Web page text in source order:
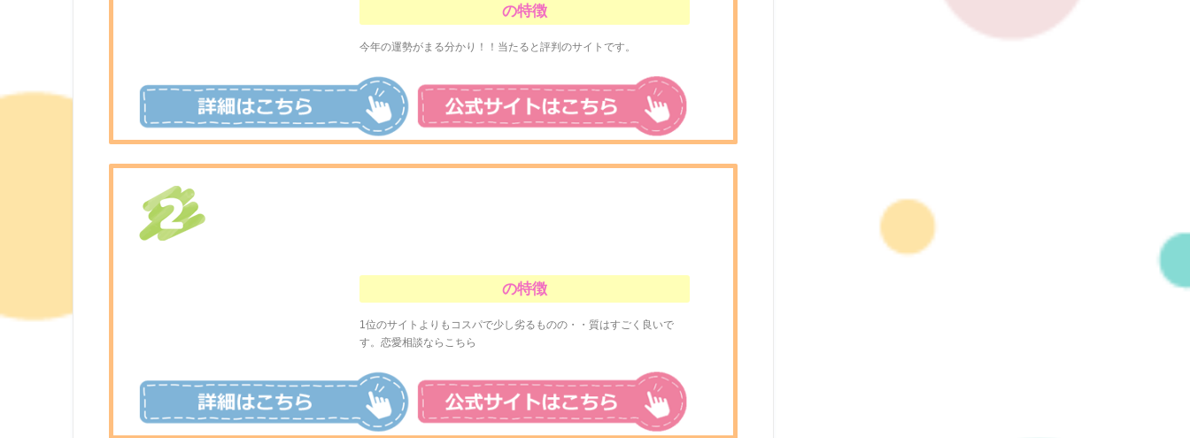
の特徴
今年の運勢がまる分かり！！当たると評判のサイトです。
の特徴
1位のサイトよりもコスパで少し劣るものの・・質はすごく良いで
す。恋愛相談ならこちら